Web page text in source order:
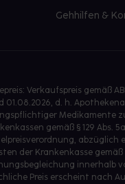
Gehhilfen &
Verkaufspreis gemäß
01.08.2026, d. h.
Medikamente
gemäß § 129 Abs. 5a
abzüglich
der Krankenkasse gemäß
innerhalb
Preis erscheint nach